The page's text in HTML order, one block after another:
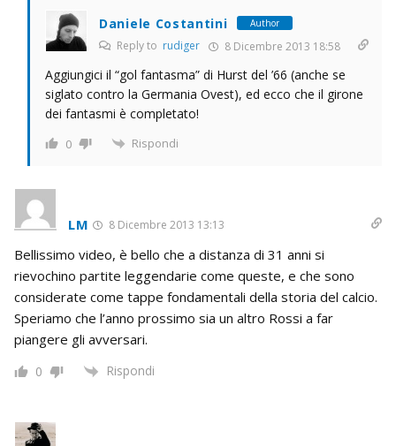
Daniele Costantini Author
Reply to rudiger 8 Dicembre 2013 18:58
Aggiungici il “gol fantasma” di Hurst del ’66 (anche se
siglato contro la Germania Ovest), ed ecco che il girone
dei fantasmi è completato!
0 Rispondi
LM 8 Dicembre 2013 13:13
Bellissimo video, è bello che a distanza di 31 anni si
rievochino partite leggendarie come queste, e che sono
considerate come tappe fondamentali della storia del calcio.
Speriamo che l’anno prossimo sia un altro Rossi a far
piangere gli avversari.
0 Rispondi